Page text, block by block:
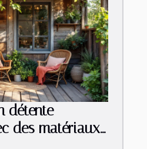
détente
des matériaux